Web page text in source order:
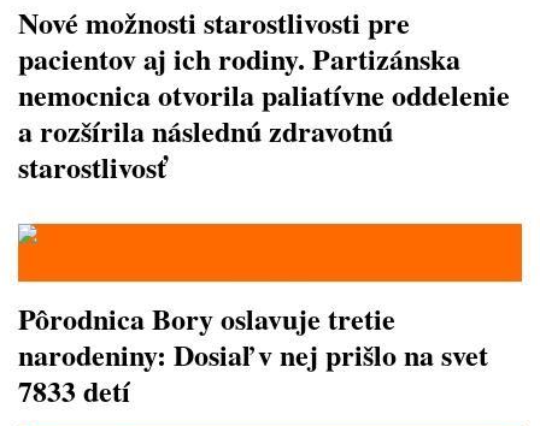
Nové možnosti starostlivosti pre
pacientov aj ich rodiny. Partizánska
nemocnica otvorila paliatívne oddelenie
a rozšírila následnú zdravotnú
starostlivosť
Pôrodnica Bory oslavuje tretie
narodeniny: Dosiaľ v nej prišlo na svet
7833 detí